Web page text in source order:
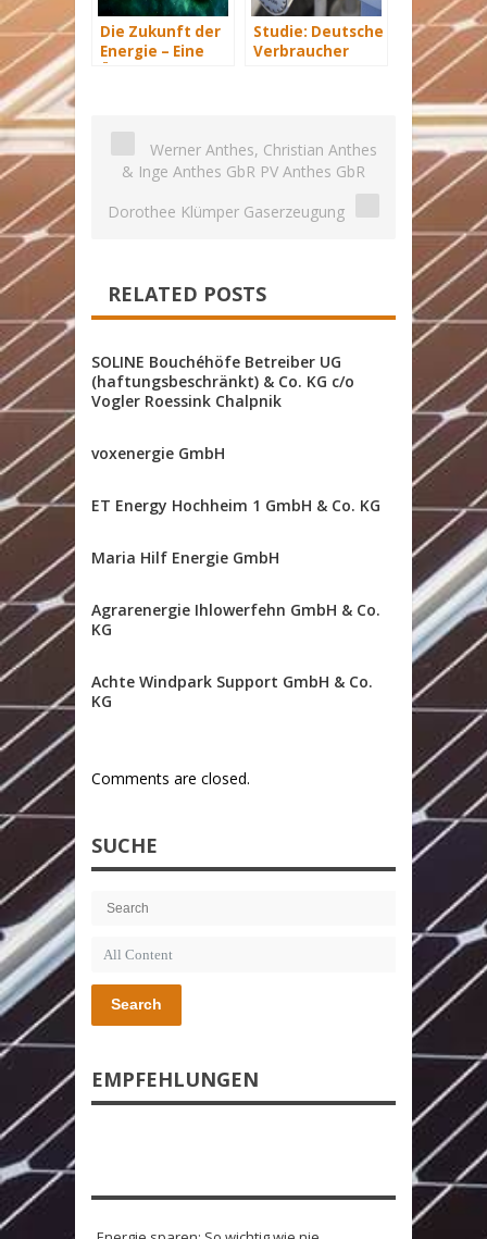
Die Zukunft der
Energie – Eine
Studie: Deutsche
Verbraucher
Werner Anthes, Christian Anthes
& Inge Anthes GbR PV Anthes GbR
Dorothee Klümper Gaserzeugung
RELATED POSTS
SOLINE Bouchéhöfe Betreiber UG
(haftungsbeschränkt) & Co. KG c/o
Vogler Roessink Chalpnik
voxenergie GmbH
ET Energy Hochheim 1 GmbH & Co. KG
Maria Hilf Energie GmbH
Agrarenergie Ihlowerfehn GmbH & Co.
KG
Achte Windpark Support GmbH & Co.
KG
Comments are closed.
SUCHE
Search
EMPFEHLUNGEN